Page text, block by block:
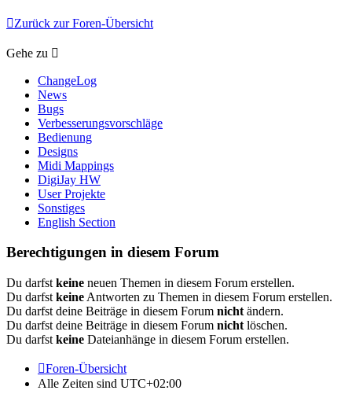
Zurück zur Foren-Übersicht
Gehe zu
ChangeLog
News
Bugs
Verbesserungsvorschläge
Bedienung
Designs
Midi Mappings
DigiJay HW
User Projekte
Sonstiges
English Section
Berechtigungen in diesem Forum
Du darfst keine neuen Themen in diesem Forum erstellen.
Du darfst keine Antworten zu Themen in diesem Forum erstellen.
Du darfst deine Beiträge in diesem Forum nicht ändern.
Du darfst deine Beiträge in diesem Forum nicht löschen.
Du darfst keine Dateianhänge in diesem Forum erstellen.
Foren-Übersicht
Alle Zeiten sind UTC+02:00